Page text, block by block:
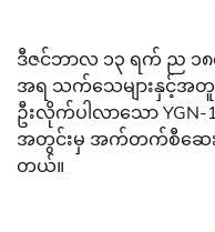
ဒီဇင်ဘာလ ၁၃ ရက် ည ၁၈၄
အရ သက်သေများနှင့်အတူ
ဦးလိုက်ပါလာသော YGN-
အတွင်းမှ အက်တက်စီဆေးပြ
တယ်။